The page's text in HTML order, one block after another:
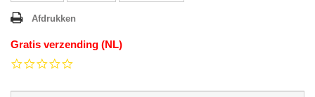
Afdrukken
Gratis verzending (NL)